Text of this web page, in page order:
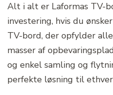
Alt i alt er Laformas TV-
investering, hvis du
TV-bord, der opfylder
masser af
og enkel samling og
perfekte løsning til